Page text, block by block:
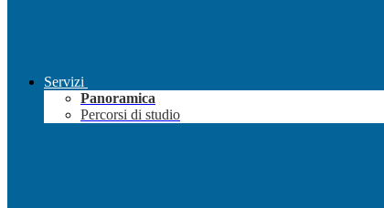
Servizi
Panoramica
Percorsi di studio